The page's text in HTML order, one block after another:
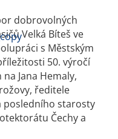
dobrovolných
Velká Bíteš ve
s Městským
50. výročí
Jana Hemaly,
ředitele
posledního starosty
Čechy a